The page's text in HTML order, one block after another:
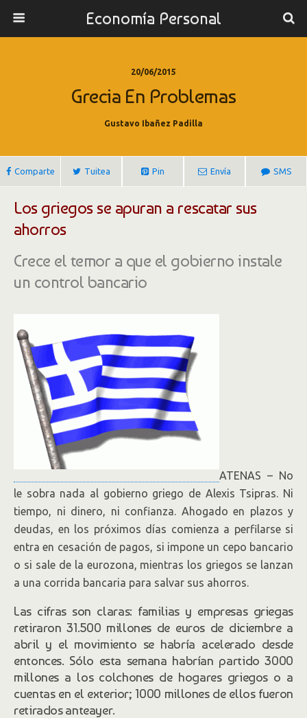
Economía Personal
20/06/2015
Grecia En Problemas
Gustavo Ibañez Padilla
Comparte Tuitea Pin Envía SMS
Los griegos se apuran a rescatar sus
ahorros
Crece el temor a que el gobierno instale
un control bancario
ATENAS – No
le sobra nada al gobierno griego de Alexis Tsipras. Ni
tiempo, ni dinero, ni confianza. Ahogado en plazos y
deudas, en los próximos días comienza a perfilarse si
entra en cesación de pagos, si impone un cepo bancario
o si sale de la eurozona, mientras los griegos se lanzan
a una corrida bancaria para salvar sus ahorros.
Las cifras son claras: familias y empresas griegas
retiraron 31.500 millones de euros de diciembre a
abril y el movimiento se habría acelerado desde
entonces. Sólo esta semana habrían partido 3000
millones a los colchones de hogares griegos o a
cuentas en el exterior; 1000 millones de ellos fueron
retirados anteayer.